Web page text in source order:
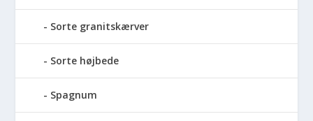
Sorte granitskærver
Sorte højbede
Spagnum